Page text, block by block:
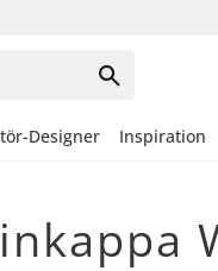
Designer Inspiration